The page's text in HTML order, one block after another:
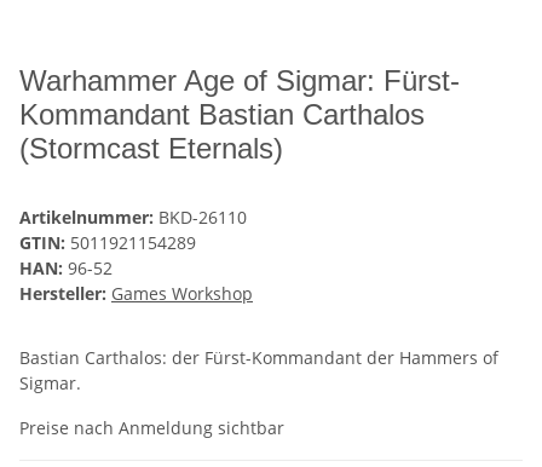
Warhammer Age of Sigmar: Fürst-
Kommandant Bastian Carthalos
(Stormcast Eternals)
Artikelnummer: BKD-26110
GTIN: 5011921154289
HAN: 96-52
Hersteller: Games Workshop
Bastian Carthalos: der Fürst-Kommandant der Hammers of
Sigmar.
Preise nach Anmeldung sichtbar